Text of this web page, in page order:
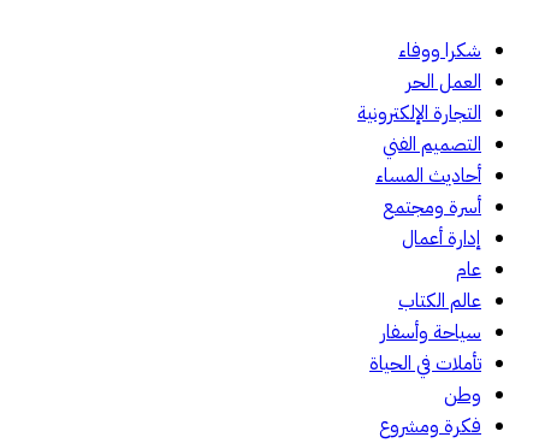
شكرا ووفاء
العمل الحر
التجارة الإلكترونية
التصميم الفني
أحاديث المساء
أسرة ومجتمع
إدارة أعمال
عام
عالم الكتاب
سياحة وأسفار
تأملات في الحياة
وطن
فكرة ومشروع